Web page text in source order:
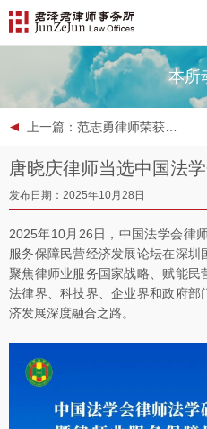
本所
上一篇 ：范志勇律师荣获第十六届中国破产法论坛优秀论文征文一等奖
唐晓庆律师当选中国法
发布日期：2025年10月28日
2025年10月26日，中国法学会律
服务保障民营经济发展论坛在深
聚焦律师业服务国家战略、赋能
法律界、科技界、企业界和政府
济发展深度融合之路。